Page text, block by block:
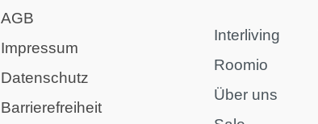
AGB
Impressum
Datenschutz
Barrierefreiheit
Interliving
Roomio
Über uns